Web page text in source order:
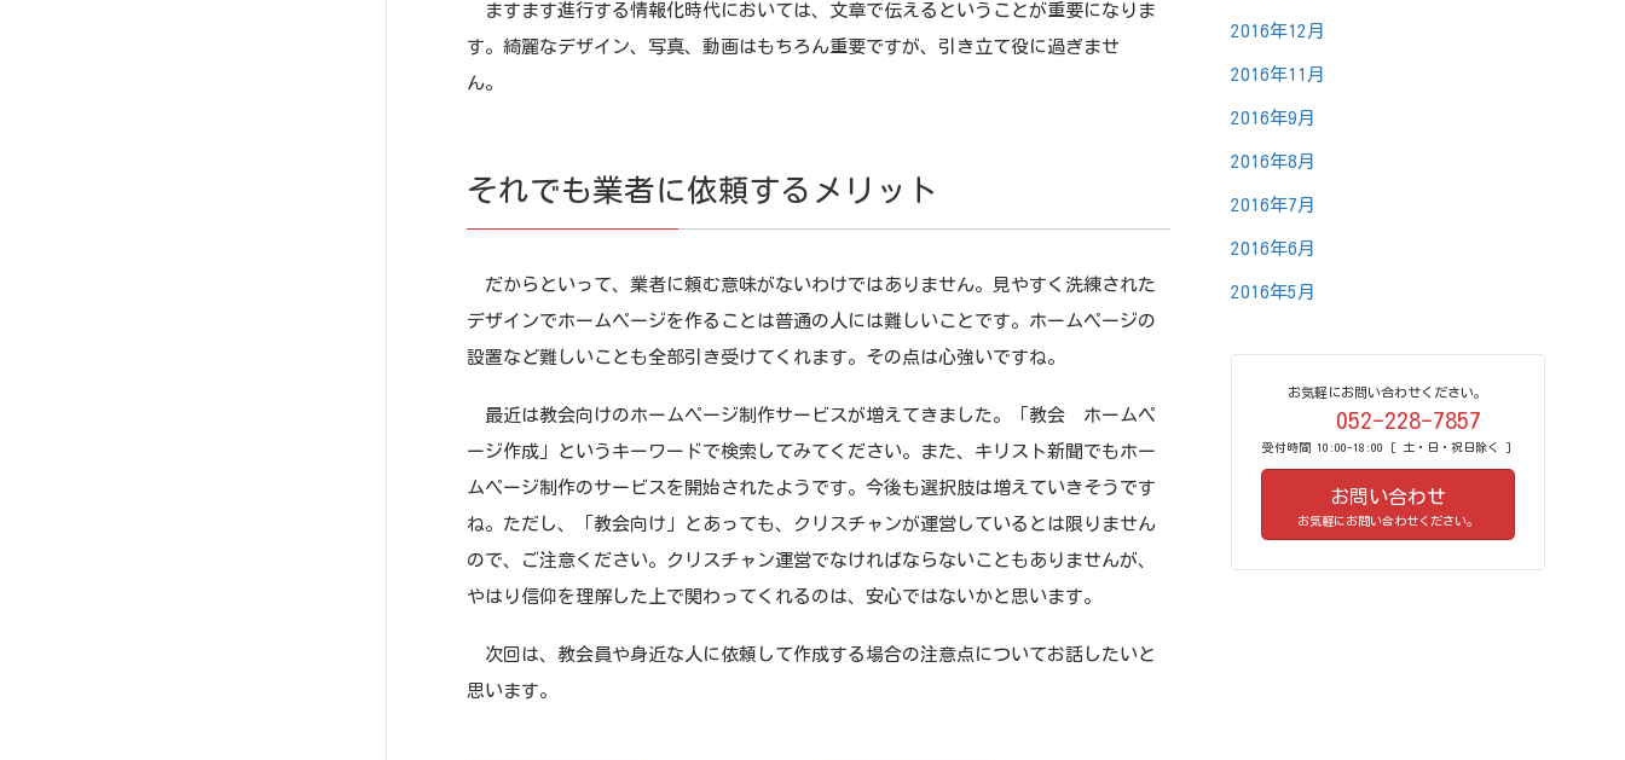
ますます進行する情報化時代においては、文章で伝えるということが重要になりま
す。綺麗なデザイン、写真、動画はもちろん重要ですが、引き立て役に過ぎませ
ん。
それでも業者に依頼するメリット
だからといって、業者に頼む意味がないわけではありません。見やすく洗練された
デザインでホームページを作ることは普通の人には難しいことです。ホームページの
設置など難しいことも全部引き受けてくれます。その点は心強いですね。
最近は教会向けのホームページ制作サービスが増えてきました。「教会 ホームペ
ージ作成」というキーワードで検索してみてください。また、キリスト新聞でもホー
ムページ制作のサービスを開始されたようです。今後も選択肢は増えていきそうです
ね。ただし、「教会向け」とあっても、クリスチャンが運営しているとは限りません
ので、ご注意ください。クリスチャン運営でなければならないこともありませんが、
やはり信仰を理解した上で関わってくれるのは、安心ではないかと思います。
次回は、教会員や身近な人に依頼して作成する場合の注意点についてお話したいと
思います。
2016年12月
2016年11月
2016年9月
2016年8月
2016年7月
2016年6月
2016年5月
お気軽にお問い合わせください。
052-228-7857
受付時間 10:00-18:00 [ 土・日・祝日除く ]
お問い合わせ
お気軽にお問い合わせください。